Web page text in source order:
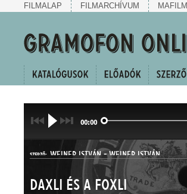
FILMALAP FILMARCHÍVUM MAFILM
00:00
SZERZŐ: WEINER ISTVÁN-WEINER ISTVÁN
Daxli és a Foxli